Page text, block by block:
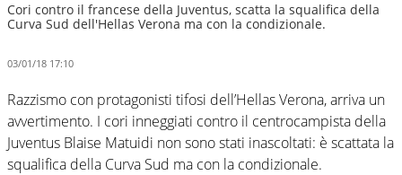
Cori contro il francese della Juventus, scatta la squalifica della
Curva Sud dell'Hellas Verona ma con la condizionale.
03/01/18 17:10
Razzismo con protagonisti tifosi dell’Hellas Verona, arriva un
avvertimento. I cori inneggiati contro il centrocampista della
Juventus Blaise Matuidi non sono stati inascoltati: è scattata la
squalifica della Curva Sud ma con la condizionale.